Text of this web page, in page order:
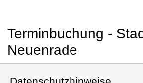
Terminbuchung -
Neuenrade